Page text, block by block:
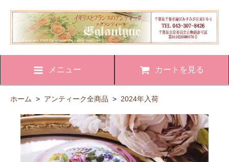
メニュー カートを見る
ホーム > アンティーク全商品 > 2024年入荷